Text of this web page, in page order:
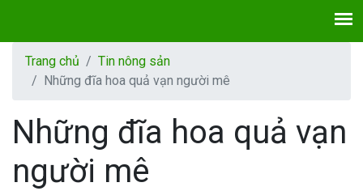
Trang chủ
Tin nông sản
Những đĩa hoa quả vạn người mê
Những đĩa hoa quả vạn
người mê